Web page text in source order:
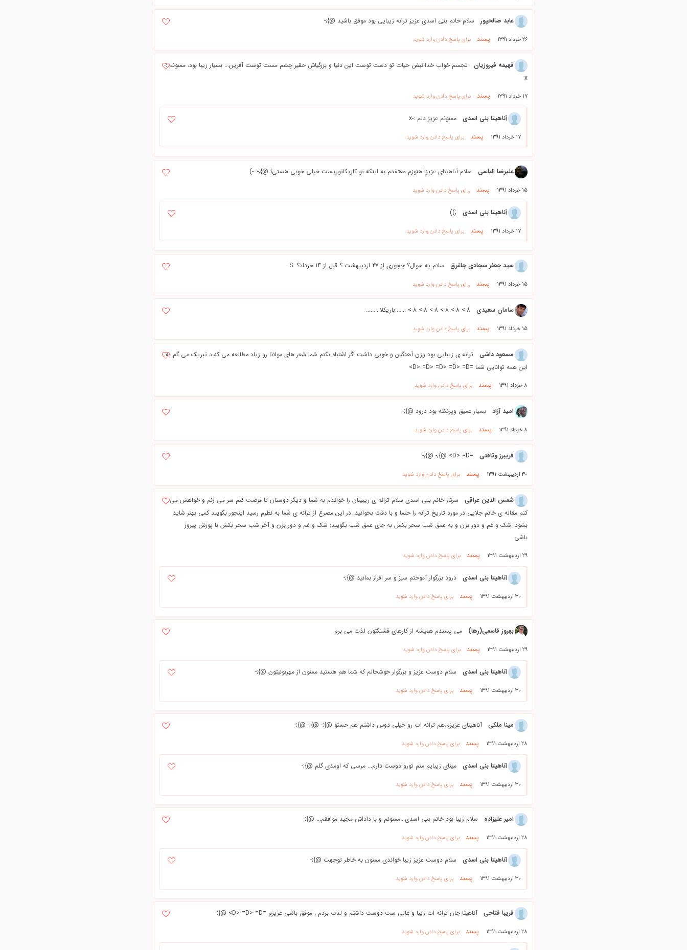
عابد صالحپور سلام خانم بنی اسدی عزیز ترانه زیبایی بود موفق باشید @};-
26 خرداد 1391 پسند برای پاسخ دادن وارد شوید
فهيمه فيروزيان
تجسم خواب خدا!نبض حیات تو دست توست این دنیا و بزرگیاش حقیر چشم مست توست آفرين... بسيار زيبا بود. ممنونم :-
x
17 خرداد 1391 پسند برای پاسخ دادن وارد شوید
آناهیتا بنی اسدی ممنونم عزیز دلم :-x
17 خرداد 1391 پسند برای پاسخ دادن وارد شوید
علیرضا الیاسی سلام آناهیتای عزیز! هنوزم معتقدم به اینکه تو کاریکاتوریست خیلی خوبی هستی! @};- :-)
15 خرداد 1391 پسند برای پاسخ دادن وارد شوید
آناهیتا بنی اسدی ;))
17 خرداد 1391 پسند برای پاسخ دادن وارد شوید
سید جعفر سجادی جاغرق سلام یه سوال؟ چجوری از 27 اردیبهشت ؟ قبل از 14 خرداد؟ :S
15 خرداد 1391 پسند برای پاسخ دادن وارد شوید
سامان سعیدی 8-> 8-> 8-> 8-> 8-> 8-> .......باریکلا.........
15 خرداد 1391 پسند برای پاسخ دادن وارد شوید
مسعود داشی
ترانه ی زیبایی بود وزن آهنگین و خوبی داشت اگر اشتباه نکنم شما شعر های مولانا رو زیاد مطالعه می کنید تبریک می گم به
این همه توانایی شما =D> =D> =D> =D> =D>
8 خرداد 1391 پسند برای پاسخ دادن وارد شوید
امید آزاد بسیار عمیق وپرنکته بود درود @};-
8 خرداد 1391 پسند برای پاسخ دادن وارد شوید
فریبرز وثاقتی =D> =D> @};- @};-
30 اردیبهشت 1391 پسند برای پاسخ دادن وارد شوید
شمس الدین عراقی
سرکار خانم بنی اسدی سلام ترانه ی زیبیتان را خواندم به شما و دیگر دوستان تا فرصت کنم سر می زنم و خواهش می
کنم مقاله ی خانم جلایی در مورد تاریخ ترانه را حتما و با دقت بخوانید. در این مصرع از ترانه ی شما به نظرم رسید اینجور بگویید کمی بهتر شاید
بشود: شک و غم و دور بزن و به عمق شب سحر بکش به جای عمق شب بگویید: شک و غم و دور بزن و آخر شب سحر بکش با پوزش پیروز
باشی
29 اردیبهشت 1391 پسند برای پاسخ دادن وارد شوید
آناهیتا بنی اسدی درود بزرگوار آموختم سبز و سر افراز بمانید @};-
30 اردیبهشت 1391 پسند برای پاسخ دادن وارد شوید
بهروز قاسمی(رها) می پسندم همیشه از کارهای قشنگتون لذت می برم
29 اردیبهشت 1391 پسند برای پاسخ دادن وارد شوید
آناهیتا بنی اسدی سلام دوست عزیز و بزرگوار خوشحالم که شما هم هستید ممنون از مهربونیتون @};-
30 اردیبهشت 1391 پسند برای پاسخ دادن وارد شوید
مینا ملکی آناهیتای عزیزم،هم ترانه ات رو خیلی دوس داشتم هم حستو @};- @};- @};-
28 اردیبهشت 1391 پسند برای پاسخ دادن وارد شوید
آناهیتا بنی اسدی مینای زیبایم منم تورو دوست دارم... مرسی که اومدی گلم @};-
30 اردیبهشت 1391 پسند برای پاسخ دادن وارد شوید
امیر علیزاده سلام زیبا بود خانم بنی اسدی...ممنونم و با داداش مجید موافقم... @};-
28 اردیبهشت 1391 پسند برای پاسخ دادن وارد شوید
آناهیتا بنی اسدی سلام دوست عزیز زیبا خواندی ممنون به خاطر توجهت @};-
30 اردیبهشت 1391 پسند برای پاسخ دادن وارد شوید
فریبا فتاحی آناهیتا جان ترانه ات زیبا و عالی ست دوست داشتم و لذت بردم . موفق باشی عزیزم =D> =D> =D> @};-
28 اردیبهشت 1391 پسند برای پاسخ دادن وارد شوید